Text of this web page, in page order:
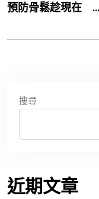
預防骨鬆趁現在 ...
搜尋
近期文章